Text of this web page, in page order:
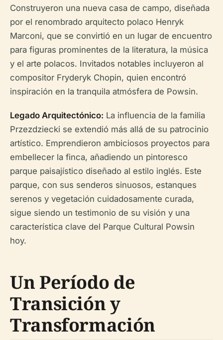
Construyeron una nueva casa de campo, diseñada
por el renombrado arquitecto polaco Henryk
Marconi, que se convirtió en un lugar de encuentro
para figuras prominentes de la literatura, la música
y el arte polacos. Invitados notables incluyeron al
compositor Fryderyk Chopin, quien encontró
inspiración en la tranquila atmósfera de Powsin.
Legado Arquitectónico: La influencia de la familia
Przezdziecki se extendió más allá de su patrocinio
artístico. Emprendieron ambiciosos proyectos para
embellecer la finca, añadiendo un pintoresco
parque paisajístico diseñado al estilo inglés. Este
parque, con sus senderos sinuosos, estanques
serenos y vegetación cuidadosamente curada,
sigue siendo un testimonio de su visión y una
característica clave del Parque Cultural Powsin
hoy.
Un Período de
Transición y
Transformación